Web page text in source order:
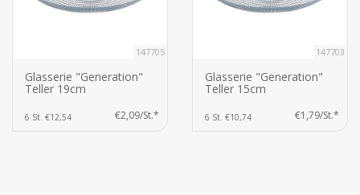
147705
Glasserie "Generation"
Teller 19cm
6 St. €12,54 €2,09/St.*
147703
Glasserie "Generation"
Teller 15cm
6 St. €10,74 €1,79/St.*